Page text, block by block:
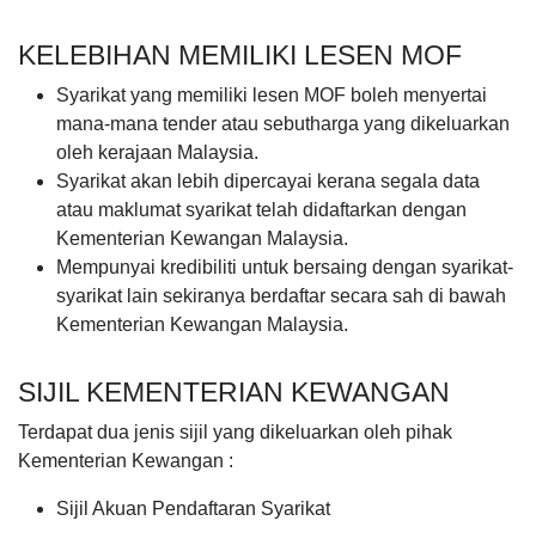
KELEBIHAN MEMILIKI LESEN MOF
Syarikat yang memiliki lesen MOF boleh menyertai
mana-mana tender atau sebutharga yang dikeluarkan
oleh kerajaan Malaysia.
Syarikat akan lebih dipercayai kerana segala data
atau maklumat syarikat telah didaftarkan dengan
Kementerian Kewangan Malaysia.
Mempunyai kredibiliti untuk bersaing dengan syarikat-
syarikat lain sekiranya berdaftar secara sah di bawah
Kementerian Kewangan Malaysia.
SIJIL KEMENTERIAN KEWANGAN
Terdapat dua jenis sijil yang dikeluarkan oleh pihak
Kementerian Kewangan :
Sijil Akuan Pendaftaran Syarikat